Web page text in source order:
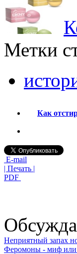
Метки
Как
E-mail
| Печать |
PDF
Неприятный запах
Феромоны - миф или